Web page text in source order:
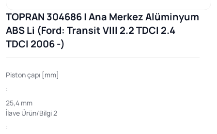
TOPRAN 304686 | Ana Merkez Alüminyum
ABS Li (Ford: Transit VIII 2.2 TDCI 2.4
TDCI 2006 -)
Piston çapı [mm]
:
25,4 mm
İlave Ürün/Bilgi 2
: